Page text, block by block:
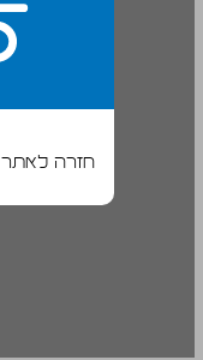
חזרה לאתר